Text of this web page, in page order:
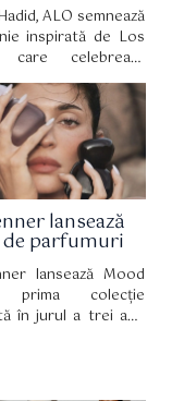
ALO semnează
inspirată de Los
care celebrează
autentică, bazată
mișcare și
de sine.
lansează
parfumuri
lansează Mood
prima colecție
în jurul a trei ape